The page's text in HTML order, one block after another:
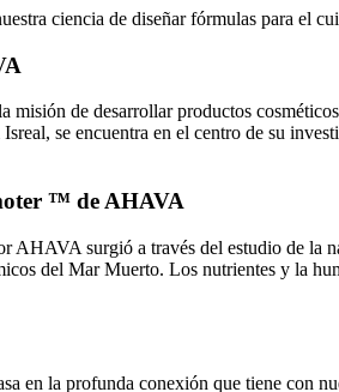
ciencia de diseñar fórmulas para el
de desarrollar productos
se encuentra en el centro de su
™ de AHAVA
AHAVA surgió a través del estudio de la
del Mar Muerto. Los nutrientes y la
en la profunda conexión que tiene con